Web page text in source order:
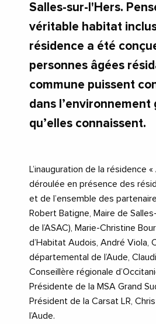
Salles-sur-l'Hers.
véritable habitat
résidence a été
personnes âgées
commune puissent
dans l’environnement
qu’elles connaissent.
L’inauguration de la résidence «
déroulée en présence des
et de l’ensemble des
Robert Batigne, Maire de
de l’ASAC), Marie-Christine
d’Habitat Audois, André Viola,
départemental de l’Aude,
Conseillère régionale
Présidente de la MSA Grand
Président de la Carsat LR,
l’Aude.